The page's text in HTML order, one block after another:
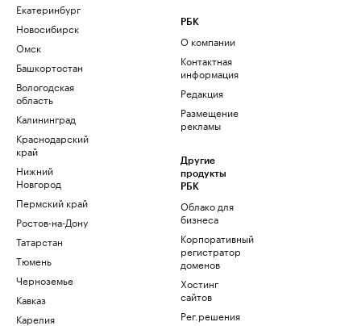
Екатеринбург
Новосибирск
Омск
Башкортостан
Вологодская
область
Калининград
Краснодарский
край
Нижний
Новгород
Пермский край
Ростов-на-Дону
Татарстан
Тюмень
Черноземье
Кавказ
Карелия
РБК
О компании
Контактная
информация
Редакция
Размещение
рекламы
Другие
продукты
РБК
Облако для
бизнеса
Корпоративный
регистратор
доменов
Хостинг
сайтов
Рег.решения